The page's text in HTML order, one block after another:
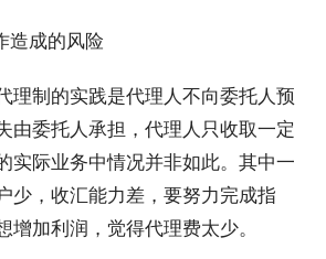
造成的风险
理制的实践是代理人不向委托人预
由委托人承担，代理人只收取一定
实际业务中情况并非如此。其中一
少，收汇能力差，要努力完成指
加利润，觉得代理费太少。